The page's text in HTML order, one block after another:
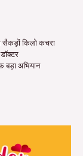
सैकड़ों किलो कचरा
बड़ा अभियान